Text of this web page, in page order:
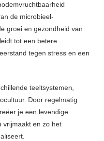
de microbieel-
groei en gezondheid van
tot een betere
tegen stress en een
teeltsystemen,
Door regelmatig
je een levendige
vrijmaakt en zo het